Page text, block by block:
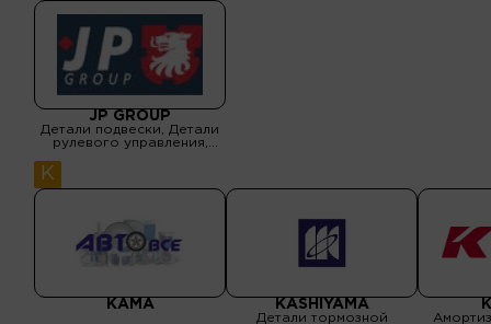
JP GROUP
Детали подвески, Детали
рулевого управления,
трансмиссии, Подшипники,
Сцепления, Фильтры,
Электрика двигателя
K
KAMA KASHIYAMA
Детали тормозной